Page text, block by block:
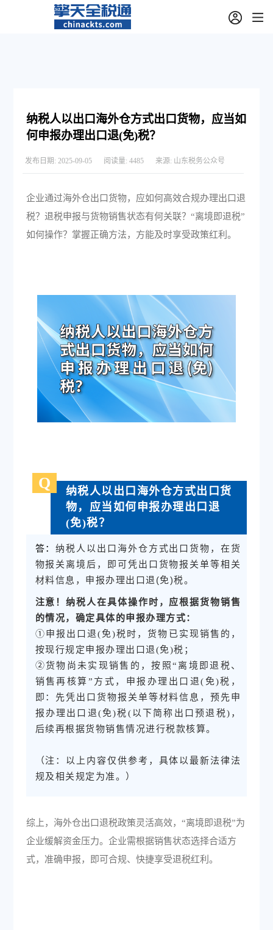
纳税人以出口海外仓方式出口货物，应当如
何申报办理出口退(免)税？
发布日期: 2025-09-05 阅读量: 4485 来源: 山东税务公众号
企业通过海外仓出口货物，应如何高效合规办理出口退
税？退税申报与货物销售状态有何关联？“离境即退税”
如何操作？掌握正确方法，方能及时享受政策红利。
Q
纳税人以出口海外仓方式出口货
物，应当如何申报办理出口退
(免)税？
答：纳税人以出口海外仓方式出口货物，在货
物报关离境后，即可凭出口货物报关单等相关
材料信息，申报办理出口退(免)税。
注意！纳税人在具体操作时，应根据货物销售
的情况，确定具体的申报办理方式：
①申报出口退(免)税时，货物已实现销售的，
按现行规定申报办理出口退(免)税；
②货物尚未实现销售的，按照“离境即退税、
销售再核算”方式，申报办理出口退(免)税，
即：先凭出口货物报关单等材料信息，预先申
报办理出口退(免)税(以下简称出口预退税)，
后续再根据货物销售情况进行税款核算。
（注：以上内容仅供参考，具体以最新法律法
规及相关规定为准。）
综上，海外仓出口退税政策灵活高效，“离境即退税”为
企业缓解资金压力。企业需根据销售状态选择合适方
式，准确申报，即可合规、快捷享受退税红利。